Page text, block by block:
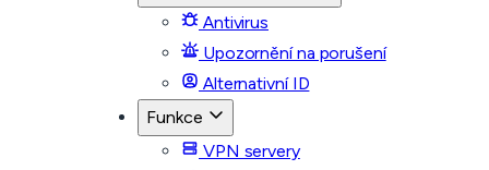
Antivirus
Upozornění na porušení
Alternativní ID
Funkce
VPN servery